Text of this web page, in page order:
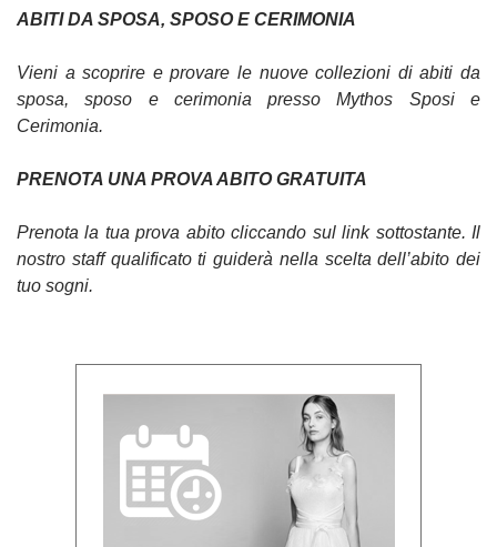
ABITI DA SPOSA, SPOSO E CERIMONIA
Vieni a scoprire e provare le nuove collezioni di abiti da
sposa, sposo e cerimonia presso Mythos Sposi e
Cerimonia.
PRENOTA UNA PROVA ABITO GRATUITA
Prenota la tua prova abito cliccando sul link sottostante. Il
nostro staff qualificato ti guiderà nella scelta dell’abito dei
tuo sogni.